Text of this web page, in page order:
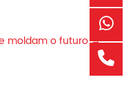
moldam o futuro→